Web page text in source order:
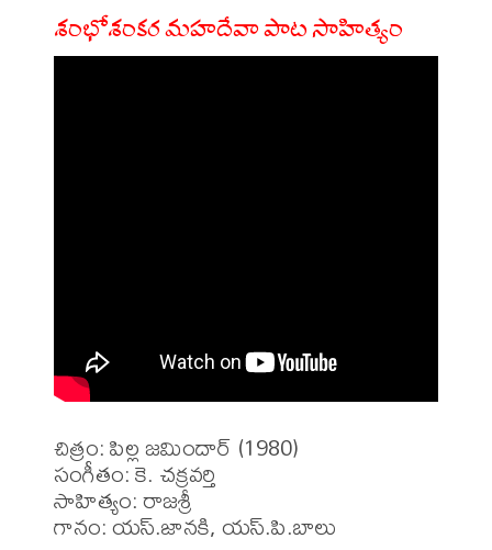
శంభోశంకర మహదేవా పాట సాహిత్యం
చిత్రం: పిల్ల జమిందార్ (1980)
సంగీతం: కె. చక్రవర్తి
సాహిత్యం: రాజశ్రీ
గానం: యస్.జానకి, యస్.పి.బాలు